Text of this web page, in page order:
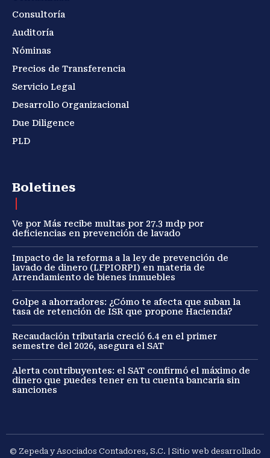
Consultoría
Auditoría
Nóminas
Precios de Transferencia
Servicio Legal
Desarrollo Organizacional
Due Diligence
PLD
Boletines
Ve por Más recibe multas por 27.3 mdp por
deficiencias en prevención de lavado
Impacto de la reforma a la ley de prevención de
lavado de dinero (LFPIORPI) en materia de
Arrendamiento de bienes inmuebles
Golpe a ahorradores: ¿Cómo te afecta que suban la
tasa de retención de ISR que propone Hacienda?
Recaudación tributaria creció 6.4 en el primer
semestre del 2026, asegura el SAT
Alerta contribuyentes: el SAT confirmó el máximo de
dinero que puedes tener en tu cuenta bancaria sin
sanciones
© Zepeda y Asociados Contadores, S.C. | Sitio web desarrollado